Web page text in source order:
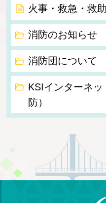
火事・救急・救助
消防のお知らせ
消防団について
KSIインターネ
防）